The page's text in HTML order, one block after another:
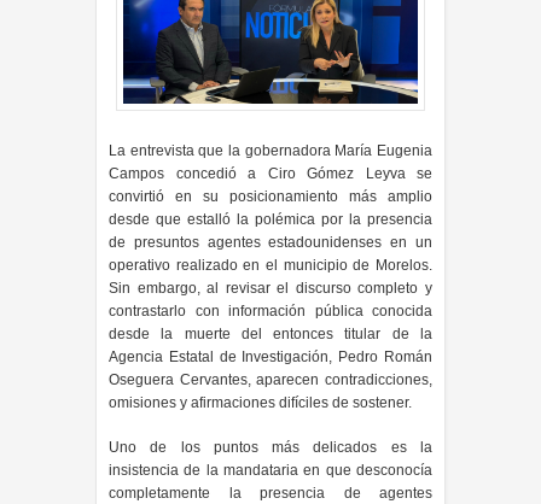
La entrevista que la gobernadora María Eugenia
Campos concedió a Ciro Gómez Leyva se
convirtió en su posicionamiento más amplio
desde que estalló la polémica por la presencia
de presuntos agentes estadounidenses en un
operativo realizado en el municipio de Morelos.
Sin embargo, al revisar el discurso completo y
contrastarlo con información pública conocida
desde la muerte del entonces titular de la
Agencia Estatal de Investigación, Pedro Román
Oseguera Cervantes, aparecen contradicciones,
omisiones y afirmaciones difíciles de sostener.
Uno de los puntos más delicados es la
insistencia de la mandataria en que desconocía
completamente la presencia de agentes